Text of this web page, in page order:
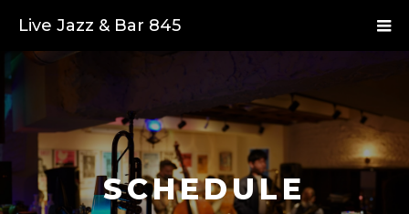
Live Jazz & Bar 845
SCHEDULE